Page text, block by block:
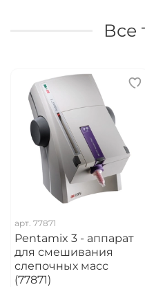
Все
арт. 77871
Pentamix 3 - аппарат
для смешивания
слепочных масс
(77871)